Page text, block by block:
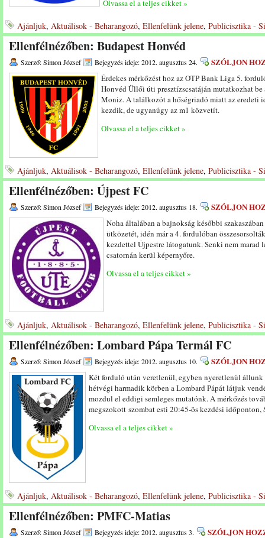
Olvassa el a teljes cikket »
Ajánljuk, Aktuálisok - Beharangozó, Ellenfelünk jelene, Publicisztika -
Ellenfélnézőben: Budapest Honvéd
Szerző: Simon József Bejegyzés ideje: 2012. augusztus 24. SZÓLJON
Érdekes mérkőzést hoz az OTP Bank Liga 5.
Honvéd Üllői úti presztízscsatáján mutatkozhat
Moniz. A találkozót a hőségriadó miatt az eredeti
kezdik, de ugyanúgy az m1 közvetít.
Olvassa el a teljes cikket »
Ajánljuk, Aktuálisok - Beharangozó, Ellenfelünk jelene, Publicisztika -
Ellenfélnézőben: Újpest FC
Szerző: Simon József Bejegyzés ideje: 2012. augusztus 18. SZÓLJON
Noha általában a bajnokság későbbi
ütközetét, idén már a 4. fordulóban
kezdettel Újpestre látogatunk. Senki nem marad
csatornán kerül képernyőre.
Olvassa el a teljes cikket »
Ajánljuk, Aktuálisok - Beharangozó, Ellenfelünk jelene, Publicisztika -
Ellenfélnézőben: Lombard Pápa Termál FC
Szerző: Simon József Bejegyzés ideje: 2012. augusztus 10. SZÓLJON
Két forduló után veretlenül, egyben nyeretlenül
hétvégi harmadik körben a Lombard Pápát látjuk
mozdul el eddigi semleges mutatónk. A mérkőzés
megszokott szombat esti 20:45-ös kezdési időponton,
Olvassa el a teljes cikket »
Ajánljuk, Aktuálisok - Beharangozó, Ellenfelünk jelene, Publicisztika -
Ellenfélnézőben: PMFC-Matias
Szerző: Simon József Bejegyzés ideje: 2012. augusztus 3. SZÓLJON